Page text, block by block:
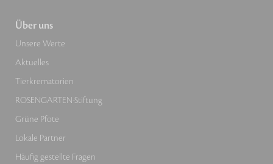
Über uns
Unsere Werte
Aktuelles
Tierkrematorien
ROSENGARTEN-Stiftung
Grüne Pfote
Lokale Partner
Häufig gestellte Fragen